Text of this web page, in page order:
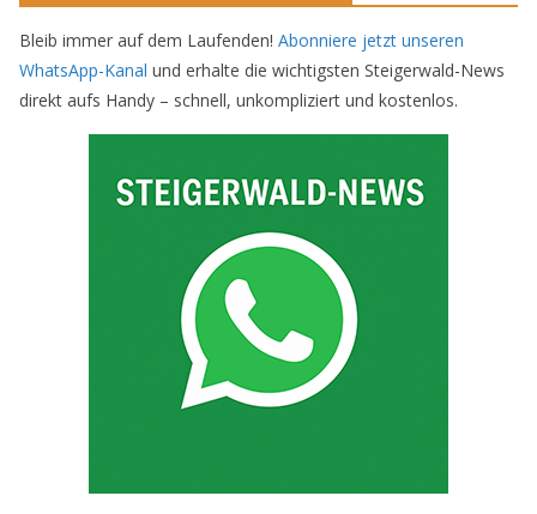
Bleib immer auf dem Laufenden! Abonniere jetzt unseren
WhatsApp-Kanal und erhalte die wichtigsten Steigerwald-News
direkt aufs Handy – schnell, unkompliziert und kostenlos.